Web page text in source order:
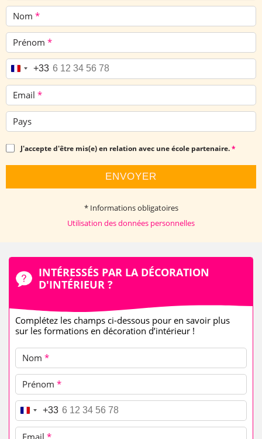
Nom *
Prénom *
Téléphone *
+33
Email *
Pays
J'accepte d'être mis(e) en relation avec une école partenaire.*
ENVOYER
* Informations obligatoires
Utilisation des données personnelles
INTÉRESSÉS PAR LA DÉCORATION
D'INTÉRIEUR ?
Complétez les champs ci-dessous pour en savoir plus
sur les formations en décoration d’intérieur !
Nom *
Prénom *
Téléphone *
+33
Email *